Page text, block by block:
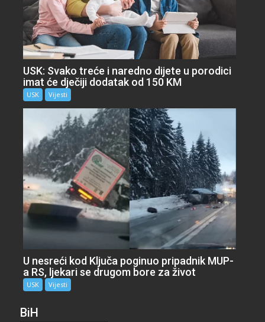
USK: Svako treće i naredno dijete u porodici
imat će dječiji dodatak od 150 KM
USK Vijesti
U nesreći kod Ključa poginuo pripadnik MUP-
a RS, ljekari se drugom bore za život
USK Vijesti
BiH